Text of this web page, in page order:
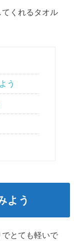
くれるタオル
う
よう
とても軽いで